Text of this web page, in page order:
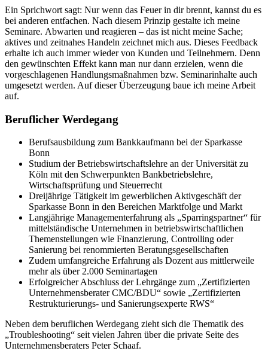
Ein Sprichwort sagt: Nur wenn das Feuer in dir brennt, kannst du es
bei anderen entfachen. Nach diesem Prinzip gestalte ich meine
Seminare. Abwarten und reagieren – das ist nicht meine Sache;
aktives und zeitnahes Handeln zeichnet mich aus. Dieses Feedback
erhalte ich auch immer wieder von Kunden und Teilnehmern. Denn
den gewünschten Effekt kann man nur dann erzielen, wenn die
vorgeschlagenen Handlungsmaßnahmen bzw. Seminarinhalte auch
umgesetzt werden. Auf dieser Überzeugung baue ich meine Arbeit
auf.
Beruflicher Werdegang
Berufsausbildung zum Bankkaufmann bei der Sparkasse
Bonn
Studium der Betriebswirtschaftslehre an der Universität zu
Köln mit den Schwerpunkten Bankbetriebslehre,
Wirtschaftsprüfung und Steuerrecht
Dreijährige Tätigkeit im gewerblichen Aktivgeschäft der
Sparkasse Bonn in den Bereichen Marktfolge und Markt
Langjährige Managementerfahrung als „Sparringspartner“ für
mittelständische Unternehmen in betriebswirtschaftlichen
Themenstellungen wie Finanzierung, Controlling oder
Sanierung bei renommierten Beratungsgesellschaften
Zudem umfangreiche Erfahrung als Dozent aus mittlerweile
mehr als über 2.000 Seminartagen
Erfolgreicher Abschluss der Lehrgänge zum „Zertifizierten
Unternehmensberater CMC/BDU“ sowie „Zertifizierten
Restrukturierungs- und Sanierungsexperte RWS“
Neben dem beruflichen Werdegang zieht sich die Thematik des
„Troubleshooting“ seit vielen Jahren über die private Seite des
Unternehmensberaters Peter Schaaf.